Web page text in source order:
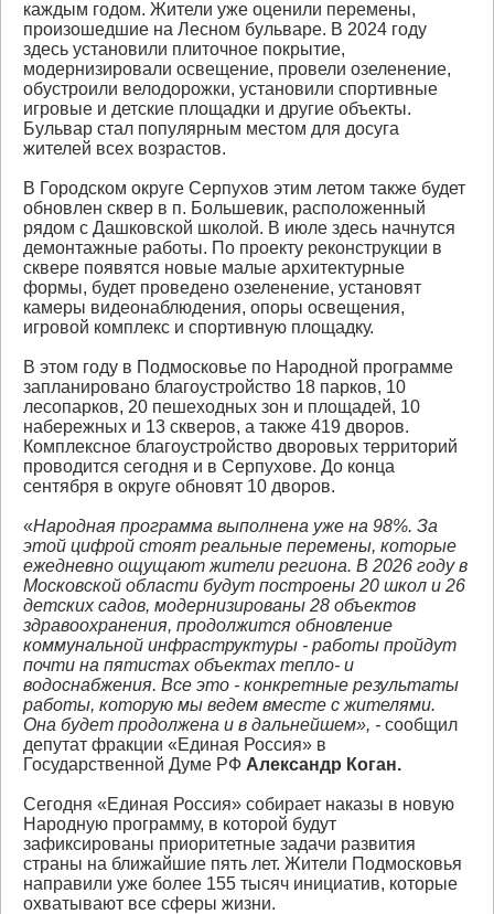
каждым годом. Жители уже оценили перемены,
произошедшие на Лесном бульваре. В 2024 году
здесь установили плиточное покрытие,
модернизировали освещение, провели озеленение,
обустроили велодорожки, установили спортивные
игровые и детские площадки и другие объекты.
Бульвар стал популярным местом для досуга
жителей всех возрастов.
В Городском округе Серпухов этим летом также будет
обновлен сквер в п. Большевик, расположенный
рядом с Дашковской школой. В июле здесь начнутся
демонтажные работы. По проекту реконструкции в
сквере появятся новые малые архитектурные
формы, будет проведено озеленение, установят
камеры видеонаблюдения, опоры освещения,
игровой комплекс и спортивную площадку.
В этом году в Подмосковье по Народной программе
запланировано благоустройство 18 парков, 10
лесопарков, 20 пешеходных зон и площадей, 10
набережных и 13 скверов, а также 419 дворов.
Комплексное благоустройство дворовых территорий
проводится сегодня и в Серпухове. До конца
сентября в округе обновят 10 дворов.
«Народная программа выполнена уже на 98%. За
этой цифрой стоят реальные перемены, которые
ежедневно ощущают жители региона. В 2026 году в
Московской области будут построены 20 школ и 26
детских садов, модернизированы 28 объектов
здравоохранения, продолжится обновление
коммунальной инфраструктуры - работы пройдут
почти на пятистах объектах тепло- и
водоснабжения. Все это - конкретные результаты
работы, которую мы ведем вместе с жителями.
Она будет продолжена и в дальнейшем», - сообщил
депутат фракции «Единая Россия» в
Государственной Думе РФ Александр Коган.
Сегодня «Единая Россия» собирает наказы в новую
Народную программу, в которой будут
зафиксированы приоритетные задачи развития
страны на ближайшие пять лет. Жители Подмосковья
направили уже более 155 тысяч инициатив, которые
охватывают все сферы жизни.